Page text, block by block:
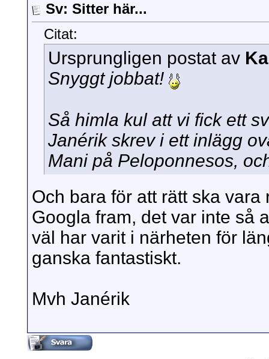
Sv: Sitter här...
Citat:
Ursprungligen postat av
Snyggt jobbat!
Så himla kul att vi fick ett
Janérik skrev i ett inlägg
Mani på Peloponnesos,
Och bara för att rätt ska
Googla fram, det var inte så
väl har varit i närheten för
ganska fantastiskt.
Mvh Janérik